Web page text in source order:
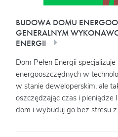
BUDOWA DOMU
GENERALNYM
ENERGII
Dom Pełen Energii
energooszczędnych w
w stanie deweloperskim, ale
oszczędzając czas i
dom i wybuduj go bez stresu z